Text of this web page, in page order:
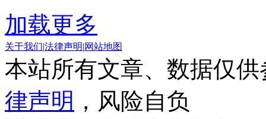
加载更多
关于我们|法律声明|网站地图
本站所有文章、数据仅
律声明 ，风险自负